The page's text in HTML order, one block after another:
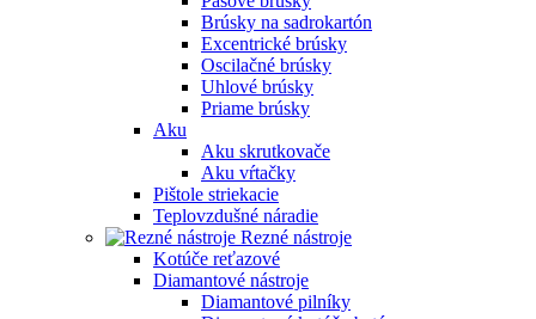
Brúsky na sadrokartón
Excentrické brúsky
Oscilačné brúsky
Uhlové brúsky
Priame brúsky
Aku
Aku skrutkovače
Aku vŕtačky
Pištole striekacie
Teplovzdušné náradie
Rezné nástroje
Kotúče reťazové
Diamantové nástroje
Diamantové pilníky